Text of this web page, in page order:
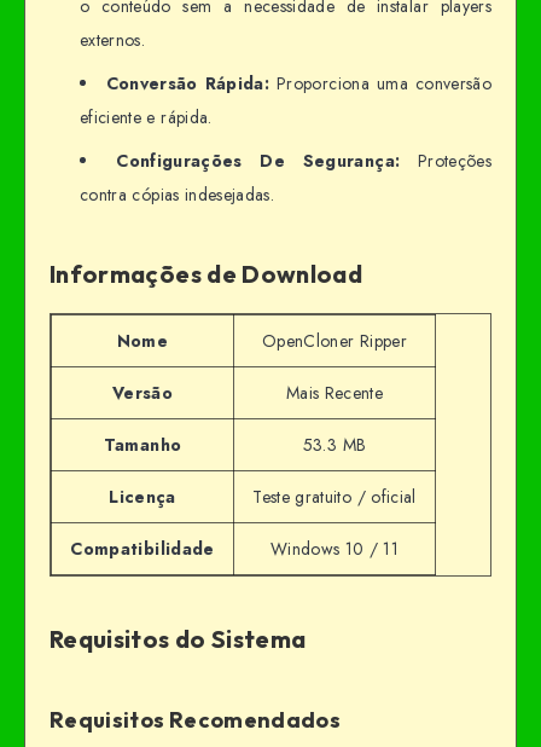
o conteúdo sem a necessidade de instalar players
externos.
Conversão Rápida: Proporciona uma conversão
eficiente e rápida.
Configurações De Segurança: Proteções
contra cópias indesejadas.
Informações de Download
Nome OpenCloner Ripper
Versão Mais Recente
Tamanho 53.3 MB
Licença Teste gratuito / oficial
Compatibilidade Windows 10 / 11
Requisitos do Sistema
Requisitos Recomendados